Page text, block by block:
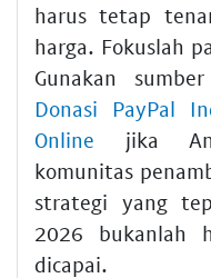
harus tetap
harga. Fokuslah
Gunakan
Donasi PayPal
Online jika
komunitas
strategi yang
2026 bukanlah
dicapai.